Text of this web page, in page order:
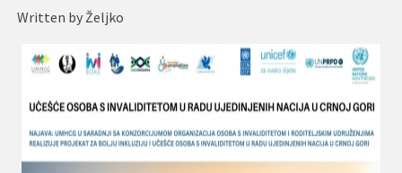
Written by Željko